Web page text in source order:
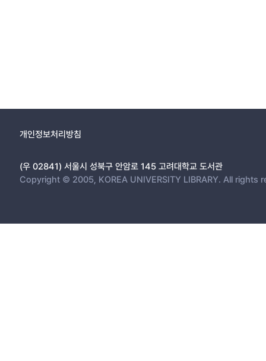
개인정보처리방침
(우 02841) 서울시 성북구 안암로 145 고려대학교 도서관
Copyright © 2005, KOREA UNIVERSITY LIBRARY. All rights